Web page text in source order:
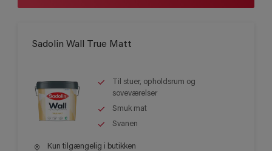
Sadolin Wall True Matt
Til stuer, opholdsrum og
soveværelser
Smuk mat
Svanen
Kun tilgængelig i butikken